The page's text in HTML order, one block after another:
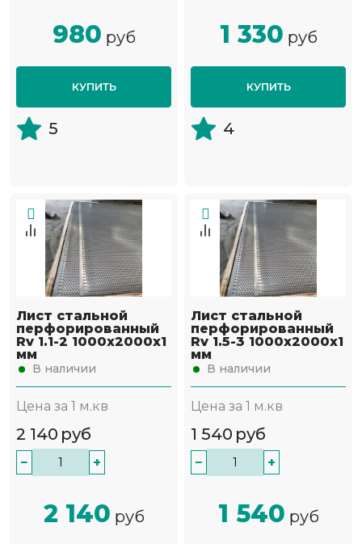
980 руб
КУПИТЬ
5
1 330 руб
КУПИТЬ
4
Лист стальной
перфорированный
Rv 1.1-2 1000х2000х1
мм
В наличии
Цена за 1 м.кв
2 140 руб
− +
2 140 руб
Лист стальной
перфорированный
Rv 1.5-3 1000х2000х1
мм
В наличии
Цена за 1 м.кв
1 540 руб
− +
1 540 руб